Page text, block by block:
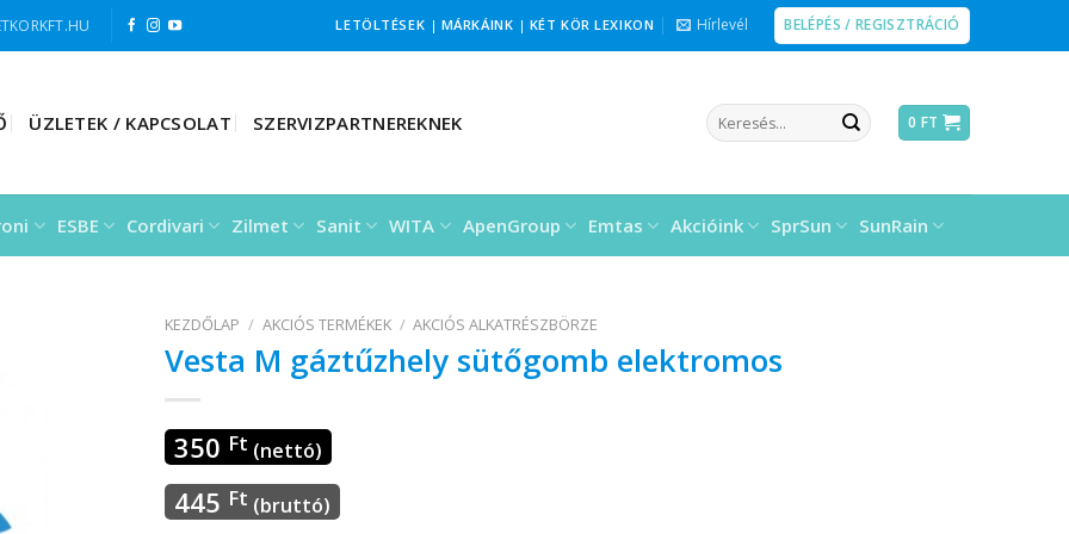
LETÖLTÉSEK | MÁRKÁINK | KÉT KÖR LEXIKON Hírlevél BELÉPÉS / REGISZTRÁCIÓ
ÜZLETEK / KAPCSOLAT SZERVIZPARTNEREKNEK
Keresés
a
0 FT
ESBE Cordivari Zilmet Sanit WITA ApenGroup Emtas Akcióink SprSun SunRain
KEZDŐLAP / AKCIÓS TERMÉKEK / AKCIÓS ALKATRÉSZBÖRZE
Vesta M gáztűzhely sütőgomb elektromos
350 Ft (nettó)
445 Ft (bruttó)